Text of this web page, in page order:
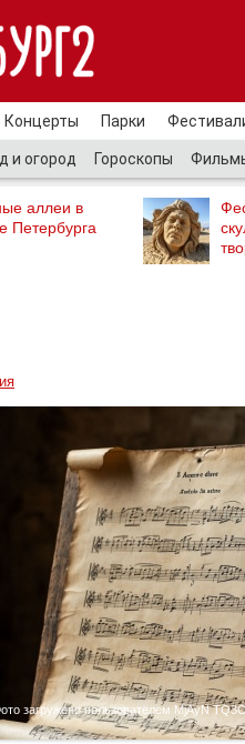
Концерты Парки
и огород Гороскопы
аллеи в
Петербурга
загружено пользователем MjAyN